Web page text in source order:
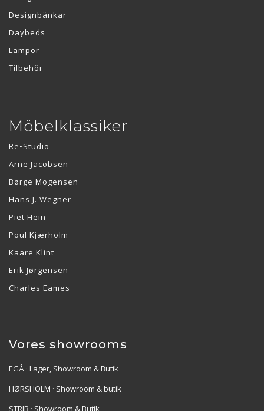
Designbänkar
Daybeds
Lampor
Tilbehör
Möbelklassiker
Re•Studio
Arne Jacobsen
Børge Mogensen
Hans J. Wegner
Piet Hein
Poul Kjærholm
Kaare Klint
Erik Jørgensen
Charles Eames
Vores showrooms
EGÅ · Lager, Showroom & Butik
HØRSHOLM · Showroom & butik
STRIB · Showroom & Butik